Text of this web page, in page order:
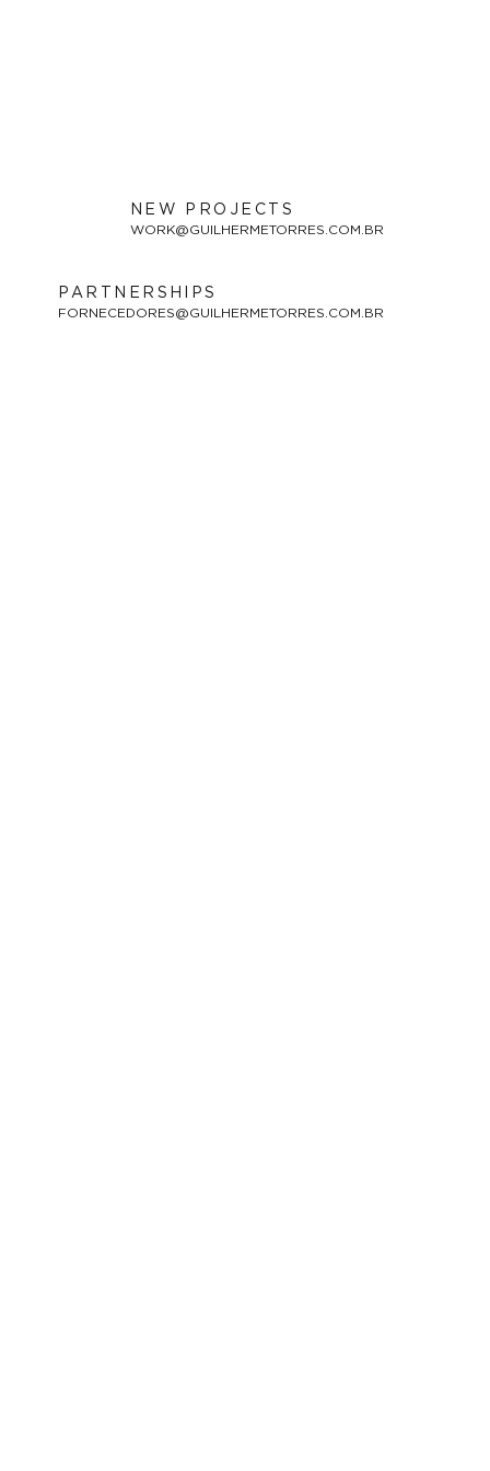
NEW PROJECTS
WORK@GUILHERMETORRES.COM.BR
PARTNERSHIPS
FORNECEDORES@GUILHERMETORRES.COM.BR